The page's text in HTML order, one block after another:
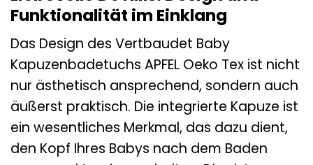
Funktionalität im Einklang
Das Design des Vertbaudet Baby
Kapuzenbadetuchs APFEL Oeko Tex ist nicht
nur ästhetisch ansprechend, sondern auch
äußerst praktisch. Die integrierte Kapuze ist
ein wesentliches Merkmal, das dazu dient,
den Kopf Ihres Babys nach dem Baden